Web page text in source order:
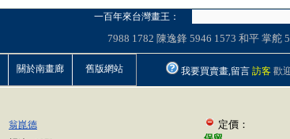
一百年來台灣畫王：
7988 1782 陳逸鋒 5946 1573 和平 掌舵
關於南畫廊 舊版網站 我要買賣畫,留言 訪客 歡
翁崑德
定價：